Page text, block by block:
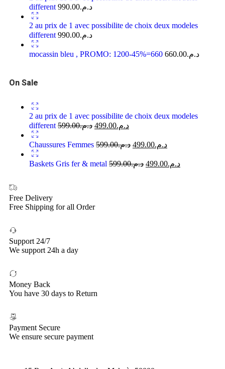
different
د.م.990.00
2 au prix de 1 avec possibilite de choix deux modeles
different
د.م.990.00
mocassin bleu , PROMO: 1200-45%=660 د.م.660.00
On Sale
2 au prix de 1 avec possibilite de choix deux modeles
different
د.م.599.00 د.م.499.00
Chaussures Femmes د.م.599.00 د.م.499.00
Baskets Gris fer & metal د.م.599.00 د.م.499.00
Free Delivery
Free Shipping for all Order
Support 24/7
We support 24h a day
Money Back
You have 30 days to Return
Payment Secure
We ensure secure payment